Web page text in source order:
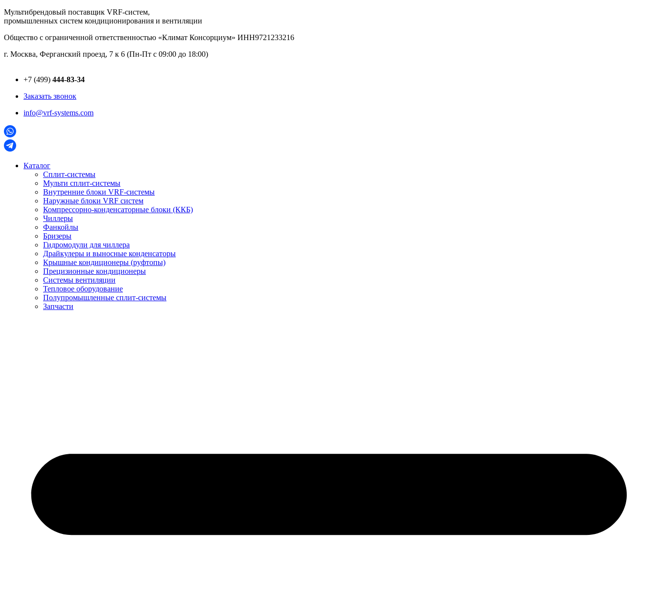
Перейти
к
Мультибрендовый поставщик VRF-cистем,
промышленных систем кондиционирования и вентиляции
Общество с ограниченной ответственностью «Климат Консорциум» ИНН9721233216
г. Москва, Ферганский проезд, 7 к 6 (Пн-Пт с 09:00 до 18:00)
+7 (499) 444-83-34
Заказать звонок
info@vrf-systems.com
Каталог
Сплит-системы
Мульти сплит-системы
Внутренние блоки VRF-cистемы
Наружные блоки VRF cистем
Компрессорно-конденсаторные блоки (ККБ)
Чиллеры
Фанкойлы
Бризеры
Гидромодули для чиллера
Драйкулеры и выносные конденсаторы
Крышные кондиционеры (руфтопы)
Прецизионные кондиционеры
Системы вентиляции
Тепловое оборудование
Полупромышленные сплит-системы
Запчасти